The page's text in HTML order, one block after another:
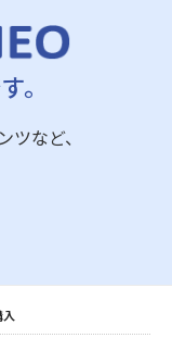
。
など、